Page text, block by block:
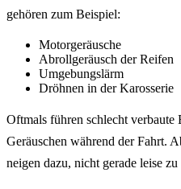
gehören zum Beispiel:
Motorgeräusche
Abrollgeräusch der Reifen
Umgebungslärm
Dröhnen in der Karosserie
Oftmals führen schlecht
Geräuschen während der Fahrt.
neigen dazu, nicht gerade leise zu